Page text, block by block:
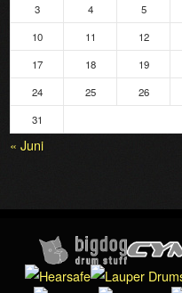
3
4 5
10
11 12
17
18 19
24
25 26
31
« Juni